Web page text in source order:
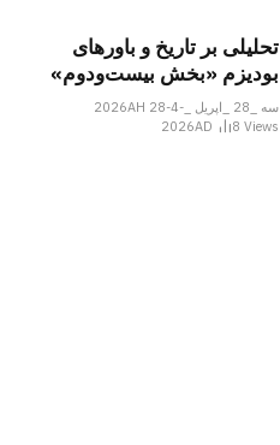
تحلیلی بر تاریخ و باورهای
بودیزم «بخش بیست‌ودوم»
سه _28 _اپریل _2026AH 28-4-
2026AD
8Views